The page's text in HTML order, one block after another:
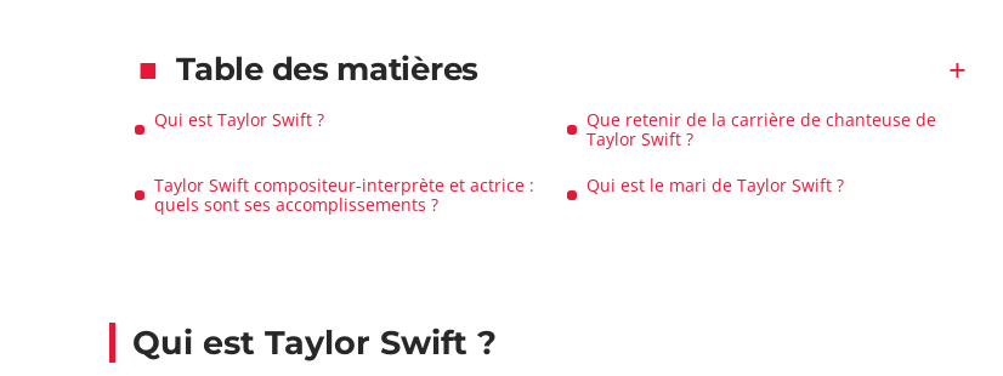
Table des matières
Qui est Taylor Swift ?
Que retenir de la carrière de chanteuse de
Taylor Swift ?
Taylor Swift compositeur-interprète et actrice :
quels sont ses accomplissements ?
Qui est le mari de Taylor Swift ?
Qui est Taylor Swift ?